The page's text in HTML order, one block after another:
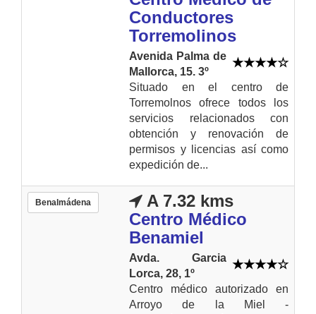
Conductores
Torremolinos
Avenida Palma de
Mallorca, 15. 3º
Situado en el centro de
Torremolnos ofrece todos los
servicios relacionados con
obtención y renovación de
permisos y licencias así como
expedición de...
Benalmádena
A 7.32 kms
Centro Médico
Benamiel
Avda. Garcia
Lorca, 28, 1º
Centro médico autorizado en
Arroyo de la Miel -